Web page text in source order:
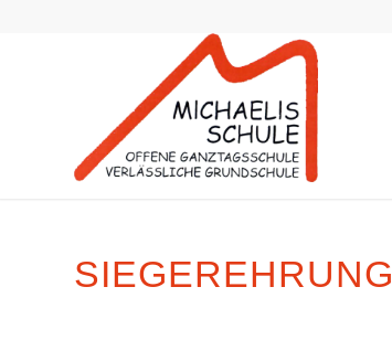
SIEGEREHRUNG